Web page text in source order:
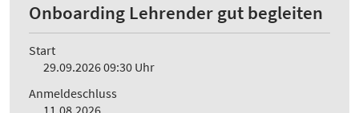
Onboarding Lehrender gut begleiten
Start
29.09.2026 09:30 Uhr
Anmeldeschluss
11.08.2026